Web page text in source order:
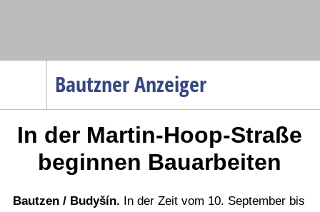
Bautzner Anzeiger
Menüpunkte
Politik
Gesellschaft
Wirtschaft
In der Martin-Hoop-Straße
beginnen Bauarbeiten
Bautzen / Budyšín. In der Zeit vom 10. September bis